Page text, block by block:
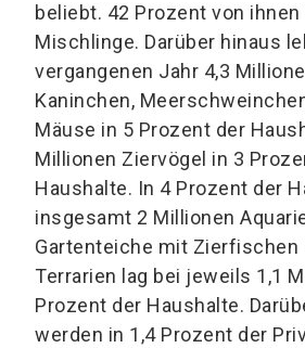
beliebt. 42 Prozent von ihnen
Mischlinge. Darüber hinaus
vergangenen Jahr 4,3
Kaninchen,
Mäuse in 5 Prozent der
Millionen Ziervögel in 3
Haushalte. In 4 Prozent der
insgesamt 2 Millionen
Gartenteiche mit Zierfischen
Terrarien lag bei jeweils 1,1
Prozent der Haushalte.
werden in 1,4 Prozent der